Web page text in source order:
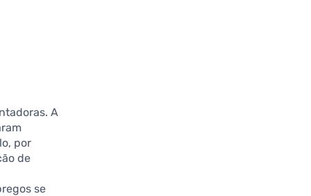
A
por
de
se